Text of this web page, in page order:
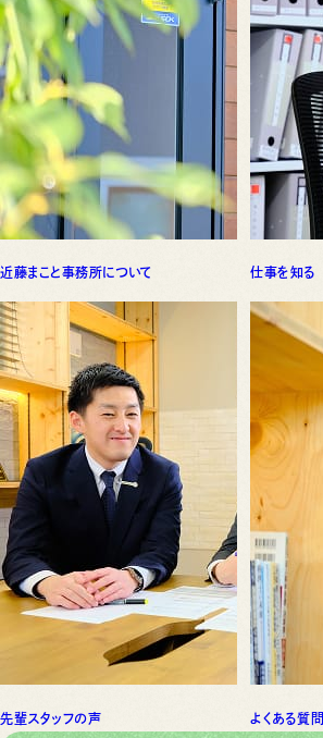
近藤まこと事務所について 仕事を知る
先輩スタッフの声 よくある質問